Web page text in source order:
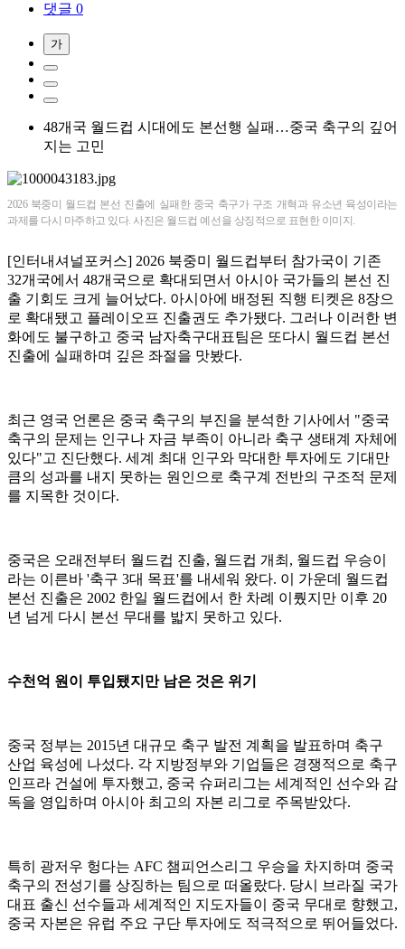
댓글 0
가
48개국 월드컵 시대에도 본선행 실패…중국 축구의 깊어
지는 고민
2026 북중미 월드컵 본선 진출에 실패한 중국 축구가 구조 개혁과 유소년 육성이라는
과제를 다시 마주하고 있다. 사진은 월드컵 예선을 상징적으로 표현한 이미지.
[인터내셔널포커스] 2026 북중미 월드컵부터 참가국이 기존
32개국에서 48개국으로 확대되면서 아시아 국가들의 본선 진
출 기회도 크게 늘어났다. 아시아에 배정된 직행 티켓은 8장으
로 확대됐고 플레이오프 진출권도 추가됐다. 그러나 이러한 변
화에도 불구하고 중국 남자축구대표팀은 또다시 월드컵 본선
진출에 실패하며 깊은 좌절을 맛봤다.
최근 영국 언론은 중국 축구의 부진을 분석한 기사에서 "중국
축구의 문제는 인구나 자금 부족이 아니라 축구 생태계 자체에
있다"고 진단했다. 세계 최대 인구와 막대한 투자에도 기대만
큼의 성과를 내지 못하는 원인으로 축구계 전반의 구조적 문제
를 지목한 것이다.
중국은 오래전부터 월드컵 진출, 월드컵 개최, 월드컵 우승이
라는 이른바 '축구 3대 목표'를 내세워 왔다. 이 가운데 월드컵
본선 진출은 2002 한일 월드컵에서 한 차례 이뤘지만 이후 20
년 넘게 다시 본선 무대를 밟지 못하고 있다.
수천억 원이 투입됐지만 남은 것은 위기
중국 정부는 2015년 대규모 축구 발전 계획을 발표하며 축구
산업 육성에 나섰다. 각 지방정부와 기업들은 경쟁적으로 축구
인프라 건설에 투자했고, 중국 슈퍼리그는 세계적인 선수와 감
독을 영입하며 아시아 최고의 자본 리그로 주목받았다.
특히 광저우 헝다는 AFC 챔피언스리그 우승을 차지하며 중국
축구의 전성기를 상징하는 팀으로 떠올랐다. 당시 브라질 국가
대표 출신 선수들과 세계적인 지도자들이 중국 무대로 향했고,
중국 자본은 유럽 주요 구단 투자에도 적극적으로 뛰어들었다.